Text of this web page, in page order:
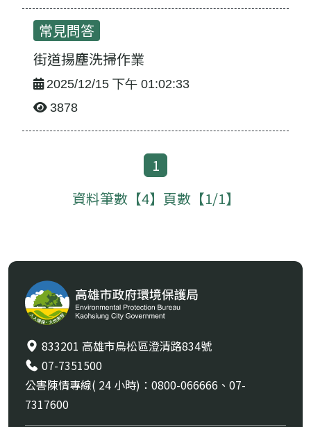
常見問答
街道揚塵洗掃作業
2025/12/15 下午 01:02:33
3878
1
資料筆數【4】頁數【1/1】
833201 高雄市鳥松區澄清路834號
07-7351500
公害陳情專線( 24 小時)：0800-066666、07-
7317600